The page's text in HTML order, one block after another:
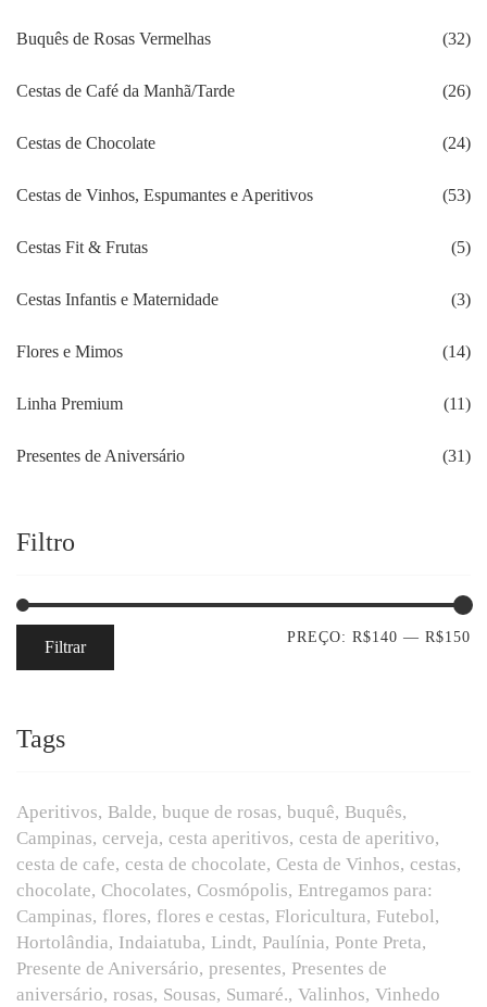
Buquês de Rosas Vermelhas (32)
Cestas de Café da Manhã/Tarde (26)
Cestas de Chocolate (24)
Cestas de Vinhos, Espumantes e Aperitivos (53)
Cestas Fit & Frutas (5)
Cestas Infantis e Maternidade (3)
Flores e Mimos (14)
Linha Premium (11)
Presentes de Aniversário (31)
Filtro
Filtrar
PREÇO: R$140 — R$150
Tags
Aperitivos Balde buque de rosas buquê Buquês
Campinas cerveja cesta aperitivos cesta de aperitivo
cesta de cafe cesta de chocolate Cesta de Vinhos cestas
chocolate Chocolates Cosmópolis Entregamos para:
Campinas flores flores e cestas Floricultura Futebol
Hortolândia Indaiatuba Lindt Paulínia Ponte Preta
Presente de Aniversário presentes Presentes de
aniversário rosas Sousas Sumaré. Valinhos Vinhedo